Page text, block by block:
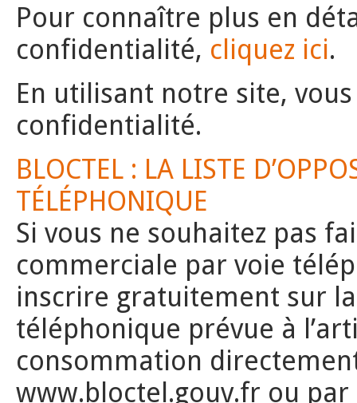
Pour connaître plus en
confidentialité, cliquez ici.
En utilisant notre site,
confidentialité.
BLOCTEL : LA LISTE
TÉLÉPHONIQUE
Si vous ne souhaitez pas
commerciale par voie
inscrire gratuitement sur
téléphonique prévue à
consommation
www.bloctel.gouv.fr ou